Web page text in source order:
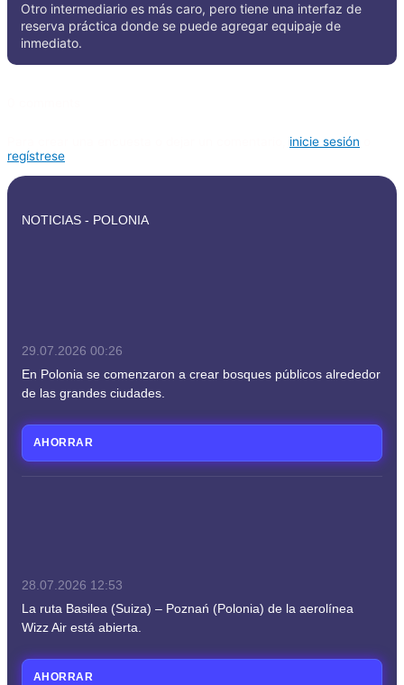
Otro intermediario es más caro, pero tiene una interfaz de
reserva práctica donde se puede agregar equipaje de
inmediato.
inicie sesión
regístrese
NOTICIAS - POLONIA
29.07.2026 00:26
En Polonia se comenzaron a crear bosques públicos alrededor
de las grandes ciudades.
AHORRAR
28.07.2026 12:53
La ruta Basilea (Suiza) – Poznań (Polonia) de la aerolínea
Wizz Air está abierta.
AHORRAR